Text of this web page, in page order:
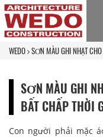
WEDO SƠN MÀU GHI NHẠT
SƠN MÀU GHI
BẤT CHẤP THỜI
Con người phải mặc